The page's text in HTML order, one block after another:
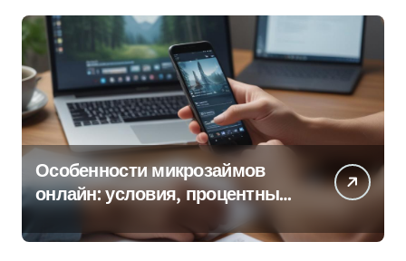
Особенности микрозаймов
онлайн: условия, процентные
ставки и порядок оформления